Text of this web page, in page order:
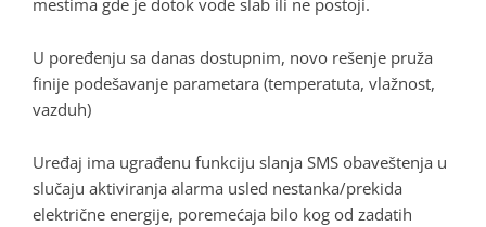
U poređenju sa danas dostupnim, novo rešenje pruža
finije podešavanje parametara (temperatuta, vlažnost,
vazduh)
Uređaj ima ugrađenu funkciju slanja SMS obaveštenja u
slučaju aktiviranja alarma usled nestanka/prekida
električne energije, poremećaja bilo kog od zadatih